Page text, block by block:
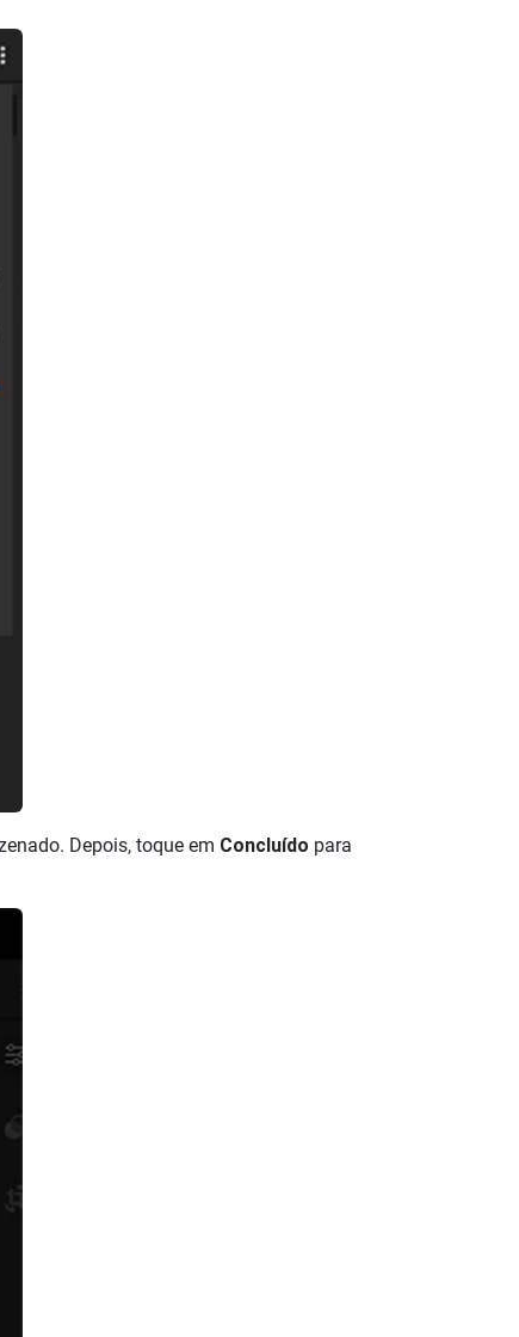
Depois, toque em Concluído para